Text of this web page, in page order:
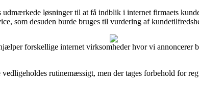
løsninger til at få indblik i internet firmaets
som desuden burde bruges til vurdering af
forskellige internet virksomheder hvor vi annoncerer
rutinemæssigt, men der tages forbehold for